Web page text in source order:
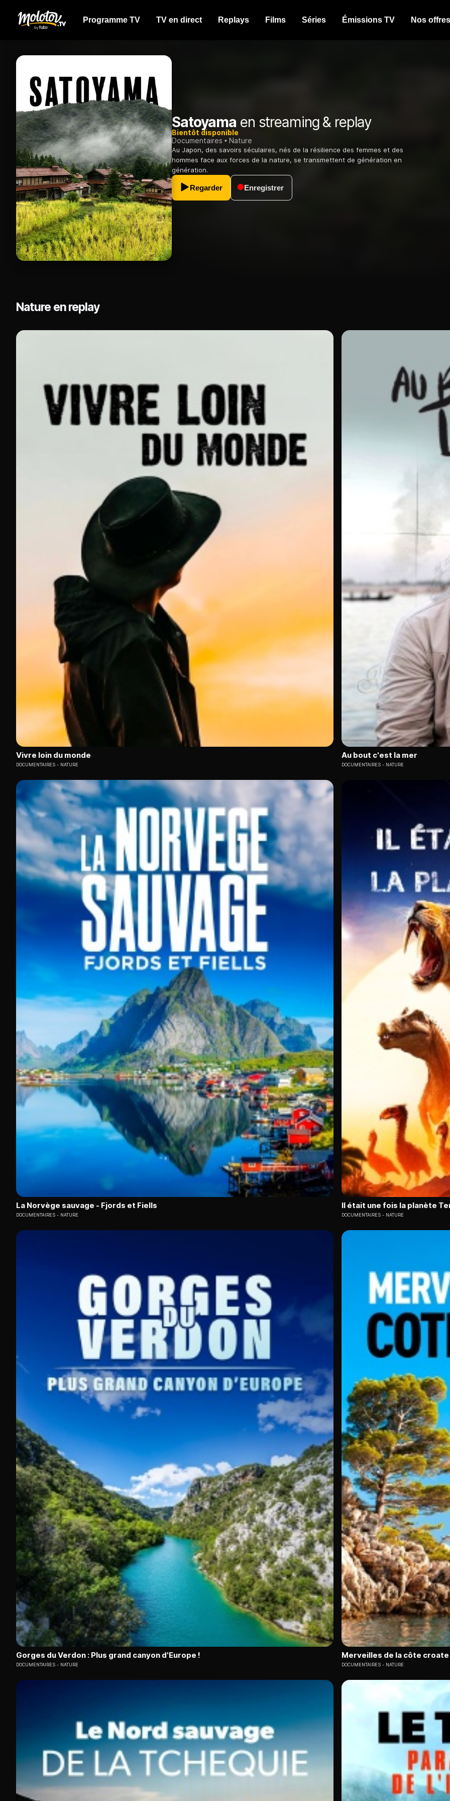
Programme TV TV en direct Replays Films Séries Émissions TV Nos offres
Satoyama en streaming & replay
Bientôt disponible
Documentaires
Nature
Au Japon, des savoirs séculaires, nés de la résilience des femmes et des
hommes face aux forces de la nature, se transmettent de génération en
génération.
Regarder Enregistrer
Nature en replay
Vivre loin du monde
DOCUMENTAIRES NATURE
Au bout c'est la mer
DOCUMENTAIRES NATURE
La Norvège sauvage - Fjords et Fiells
DOCUMENTAIRES NATURE
Il était une fois la planète
DOCUMENTAIRES NATURE
Gorges du Verdon : Plus grand canyon d'Europe !
DOCUMENTAIRES NATURE
Merveilles de la côte
DOCUMENTAIRES NATURE